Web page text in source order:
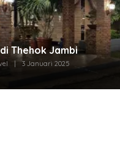
Thehok Jambi
3 Januari 2025